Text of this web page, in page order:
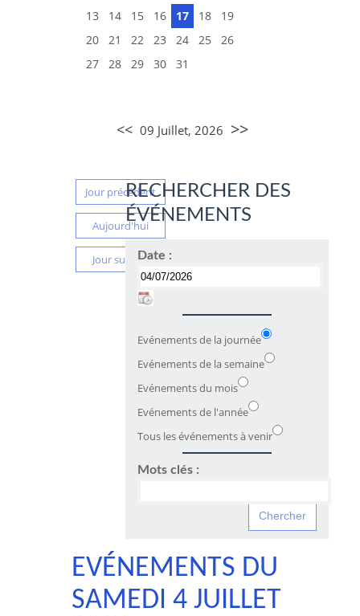
13
14 15 16 17 18
19
20
21 22 23 24 25
26
27
28 29 30 31
<< 09 Juillet, 2026 >>
Jour précédent
Aujourd'hui
Jour suivant
RECHERCHER DES
ÉVÉNEMENTS
Date :
Evénements de la journée
Evénements de la semaine
Evénements du mois
Evénements de l'année
Tous les événements à venir
Mots clés :
EVÉNEMENTS DU
SAMEDI 4 JUILLET